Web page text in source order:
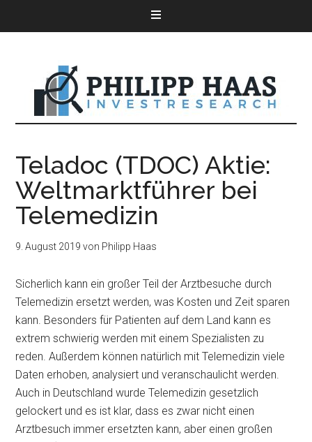
Teladoc (TDOC) Aktie:
Weltmarktführer bei
Telemedizin
9. August 2019 von Philipp Haas
Sicherlich kann ein großer Teil der Arztbesuche durch
Telemedizin ersetzt werden, was Kosten und Zeit sparen
kann. Besonders für Patienten auf dem Land kann es
extrem schwierig werden mit einem Spezialisten zu
reden. Außerdem können natürlich mit Telemedizin viele
Daten erhoben, analysiert und veranschaulicht werden.
Auch in Deutschland wurde Telemedizin gesetzlich
gelockert und es ist klar, dass es zwar nicht einen
Arztbesuch immer ersetzten kann, aber einen großen